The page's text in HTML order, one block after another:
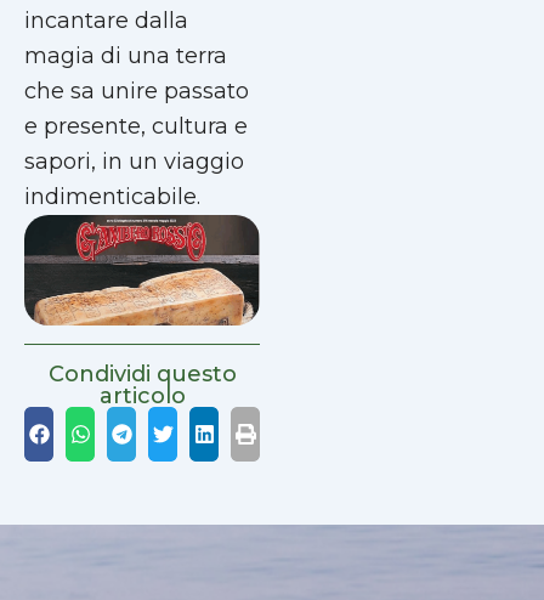
incantare dalla
magia di una terra
che sa unire passato
e presente, cultura e
sapori, in un viaggio
indimenticabile.
Condividi questo
articolo